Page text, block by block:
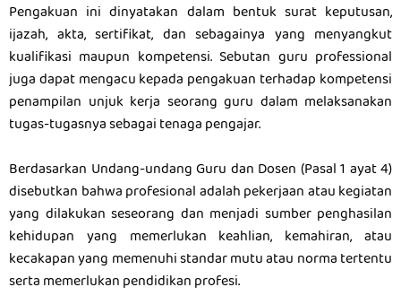
Pengakuan ini dinyatakan dalam bentuk surat keputusan,
ijazah, akta, sertifikat, dan sebagainya yang menyangkut
kualifikasi maupun kompetensi. Sebutan guru professional
juga dapat mengacu kepada pengakuan terhadap kompetensi
penampilan unjuk kerja seorang guru dalam melaksanakan
tugas-tugasnya sebagai tenaga pengajar.
Berdasarkan Undang-undang Guru dan Dosen (Pasal 1 ayat 4)
disebutkan bahwa profesional adalah pekerjaan atau kegiatan
yang dilakukan seseorang dan menjadi sumber penghasilan
kehidupan yang memerlukan keahlian, kemahiran, atau
kecakapan yang memenuhi standar mutu atau norma tertentu
serta memerlukan pendidikan profesi.